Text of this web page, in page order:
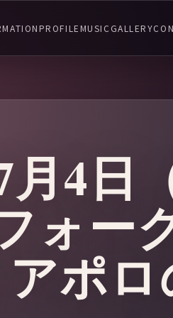
PROFILEMUSIC GALLERY
月4日
ォー
ポ